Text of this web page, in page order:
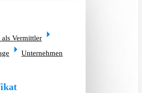
Vermittler
Unternehmen